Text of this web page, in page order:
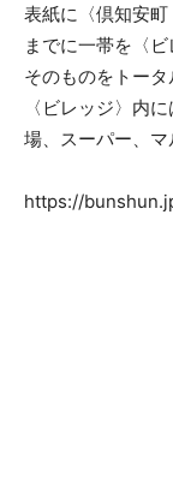
表紙に〈倶知安
までに一帯を〈
そのものをトー
〈ビレッジ〉内
場、スーパー、マ
https://